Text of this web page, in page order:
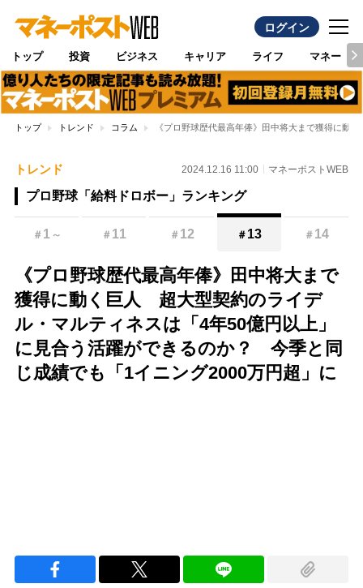
ログイン
トップ 投資 ビジネス キャリア ライフ マネー
トップ トレンド コラム 《プロ野球歴代最高年俸》田中将大まで獲得に
トレンド 2024.12.16 11:00 マネーポストWEB
プロ野球「給料ドロボー」ランキング
＃ 1 ～ ＃ 11 ＃ 12 ＃ 13 ＃ 14
《プロ野球歴代最高年俸》田中将大まで
獲得に動く巨人 超大型契約のライデ
ル・マルティネスは「4年50億円以上」
に見合う活躍ができるのか？ 今季と同
じ成績でも「1イニング2000万円超」に